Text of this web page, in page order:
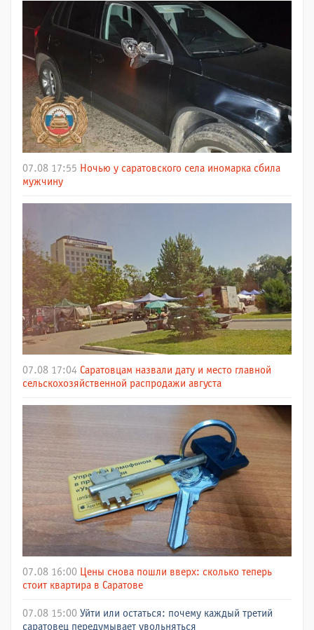
07.08 17:55 Ночью у саратовского села иномарка сбила
мужчину
07.08 17:04 Саратовцам назвали дату и место главной
сельскохозяйственной распродажи августа
07.08 16:00 Цены снова пошли вверх: сколько теперь
стоит квартира в Саратове
07.08 15:00 Уйти или остаться: почему каждый третий
саратовец передумывает увольняться